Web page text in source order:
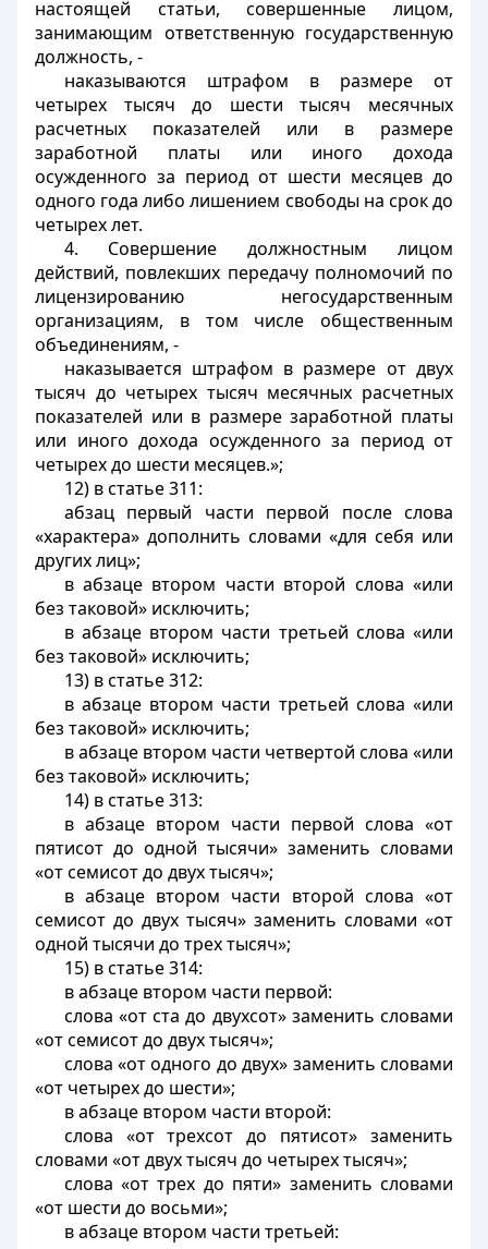
настоящей статьи, совершенные лицом,
занимающим ответственную государственную
должность, -
наказываются штрафом в размере от
четырех тысяч до шести тысяч месячных
расчетных показателей или в размере
заработной платы или иного дохода
осужденного за период от шести месяцев до
одного года либо лишением свободы на срок до
четырех лет.
4. Совершение должностным лицом
действий, повлекших передачу полномочий по
лицензированию негосударственным
организациям, в том числе общественным
объединениям, -
наказывается штрафом в размере от двух
тысяч до четырех тысяч месячных расчетных
показателей или в размере заработной платы
или иного дохода осужденного за период от
четырех до шести месяцев.»;
12) в статье 311:
абзац первый части первой после слова
«характера» дополнить словами «для себя или
других лиц»;
в абзаце втором части второй слова «или
без таковой» исключить;
в абзаце втором части третьей слова «или
без таковой» исключить;
13) в статье 312:
в абзаце втором части третьей слова «или
без таковой» исключить;
в абзаце втором части четвертой слова «или
без таковой» исключить;
14) в статье 313:
в абзаце втором части первой слова «от
пятисот до одной тысячи» заменить словами
«от семисот до двух тысяч»;
в абзаце втором части второй слова «от
семисот до двух тысяч» заменить словами «от
одной тысячи до трех тысяч»;
15) в статье 314:
в абзаце втором части первой:
слова «от ста до двухсот» заменить словами
«от семисот до двух тысяч»;
слова «от одного до двух» заменить словами
«от четырех до шести»;
в абзаце втором части второй:
слова «от трехсот до пятисот» заменить
словами «от двух тысяч до четырех тысяч»;
слова «от трех до пяти» заменить словами
«от шести до восьми»;
в абзаце втором части третьей: